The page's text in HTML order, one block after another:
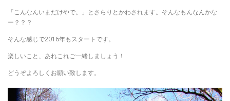
「こんなんいまだけやで。」とさらりとかわされます。そんなもんなんかな
ー？？？
そんな感じで2016年もスタートです。
楽しいこと、あれこれご一緒しましょう！
どうぞよろしくお願い致します。